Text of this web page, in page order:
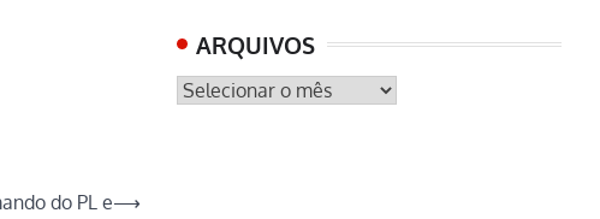
do PL e⟶
ARQUIVOS
ARQUIVOS